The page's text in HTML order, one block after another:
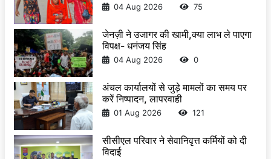
04 Aug 2026 75
जेनज़ी ने उजागर की खामी,क्या लाभ ले पाएगा
विपक्ष- धनंजय सिंह
04 Aug 2026 0
अंचल कार्यालयों से जुड़े मामलों का समय पर
करें निष्पादन, लापरवाही
01 Aug 2026 121
सीसीएल परिवार ने सेवानिवृत्त कर्मियों को दी
विदाई